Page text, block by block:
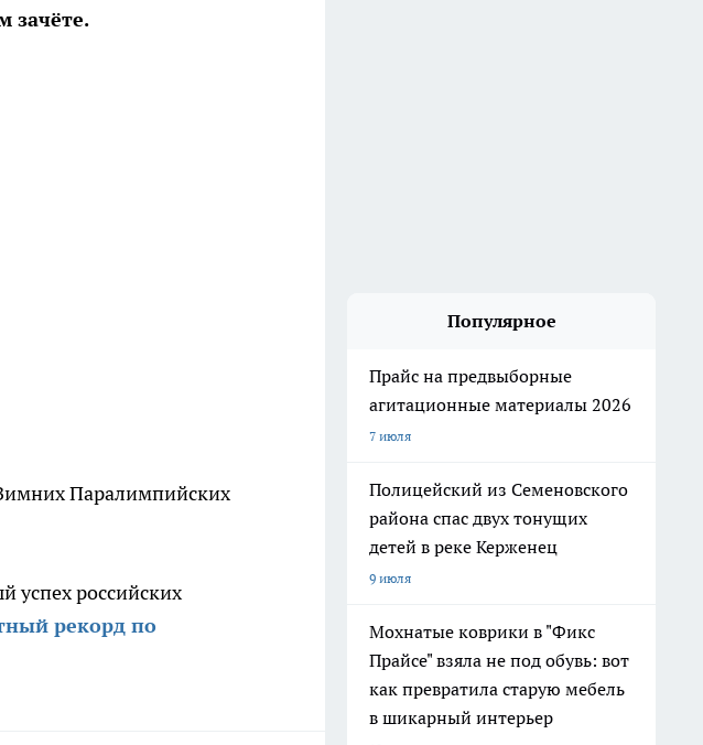
зачёте.
Паралимпийских
успех российских
рекорд по
Популярное
Прайс на предвыборные
агитационные материалы 2026
7 июля
Полицейский из Семеновского
района спас двух тонущих
детей в реке Керженец
9 июля
Мохнатые коврики в "Фикс
Прайсе" взяла не под обувь: вот
как превратила старую мебель
в шикарный интерьер